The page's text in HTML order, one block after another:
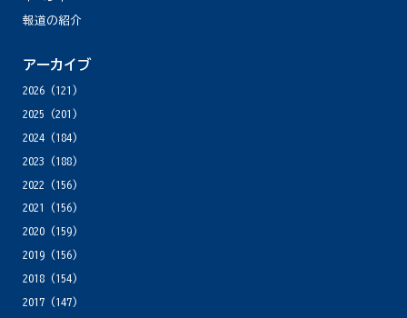
報道の紹介
アーカイブ
2026(121)
2025 (201)
2024(184)
2023 (188)
2022 (156)
2021
(156)
2020(159)
2019(156)
2018(154)
2017(147)